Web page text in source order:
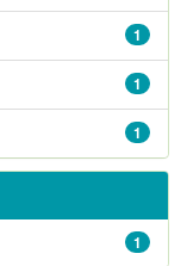
1
1
1
1